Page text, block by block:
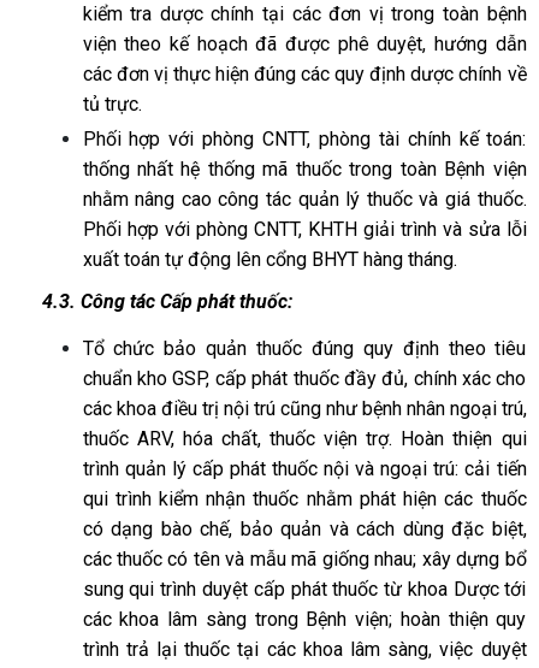
kiểm tra dược chính tại các đơn vị trong toàn bệnh
viện theo kế hoạch đã được phê duyệt, hướng dẫn
các đơn vị thực hiện đúng các quy định dược chính về
tủ trực.
Phối hợp với phòng CNTT, phòng tài chính kế toán:
thống nhất hệ thống mã thuốc trong toàn Bệnh viện
nhằm nâng cao công tác quản lý thuốc và giá thuốc.
Phối hợp với phòng CNTT, KHTH giải trình và sửa lỗi
xuất toán tự động lên cổng BHYT hàng tháng.
4.3. Công tác Cấp phát thuốc:
Tổ chức bảo quản thuốc đúng quy định theo tiêu
chuẩn kho GSP, cấp phát thuốc đầy đủ, chính xác cho
các khoa điều trị nội trú cũng như bệnh nhân ngoại trú,
thuốc ARV, hóa chất, thuốc viện trợ. Hoàn thiện qui
trình quản lý cấp phát thuốc nội và ngoại trú: cải tiến
qui trình kiểm nhận thuốc nhằm phát hiện các thuốc
có dạng bào chế, bảo quản và cách dùng đặc biệt,
các thuốc có tên và mẫu mã giống nhau; xây dựng bổ
sung qui trình duyệt cấp phát thuốc từ khoa Dược tới
các khoa lâm sàng trong Bệnh viện; hoàn thiện quy
trình trả lại thuốc tại các khoa lâm sàng, việc duyệt